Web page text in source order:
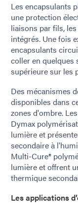
Les encapsulants
une protection
liaisons par fils,
intégrés. Une fois
encapsulants
coller en quelques
supérieure sur les
Des mécanismes
disponibles dans
zones d'ombre.
Dymax
lumière et
secondaire à
Multi-Cure®
lumière et offrent
thermique
Les applications